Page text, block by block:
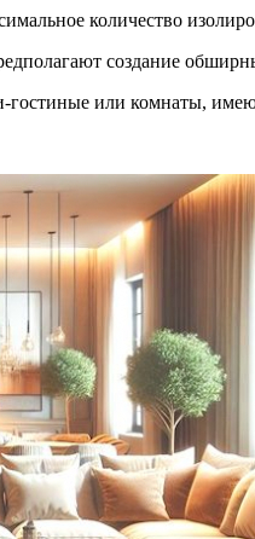
количество
создание
гостиные или комнаты,